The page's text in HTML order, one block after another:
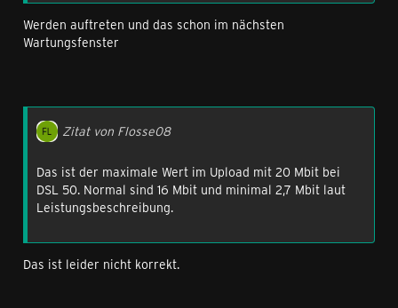
Werden auftreten und das schon im nächsten
Wartungsfenster
Zitat von Flosse08
Das ist der maximale Wert im Upload mit 20 Mbit bei
DSL 50. Normal sind 16 Mbit und minimal 2,7 Mbit laut
Leistungsbeschreibung.
Das ist leider nicht korrekt.